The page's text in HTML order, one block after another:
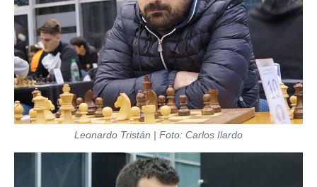
Leonardo Tristán | Foto: Carlos Ilardo